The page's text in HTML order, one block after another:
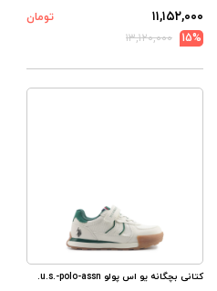
۱۱,۱۵۲,۰۰۰
تومان
15%
۱۳,۱۲۰,۰۰۰
کتانی بچگانه یو اس پولو u.s.-polo-assn.